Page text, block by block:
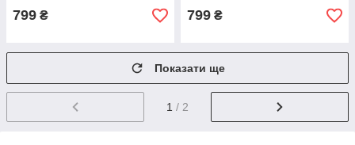
799 ₴ 799 ₴
Показати ще
1 / 2